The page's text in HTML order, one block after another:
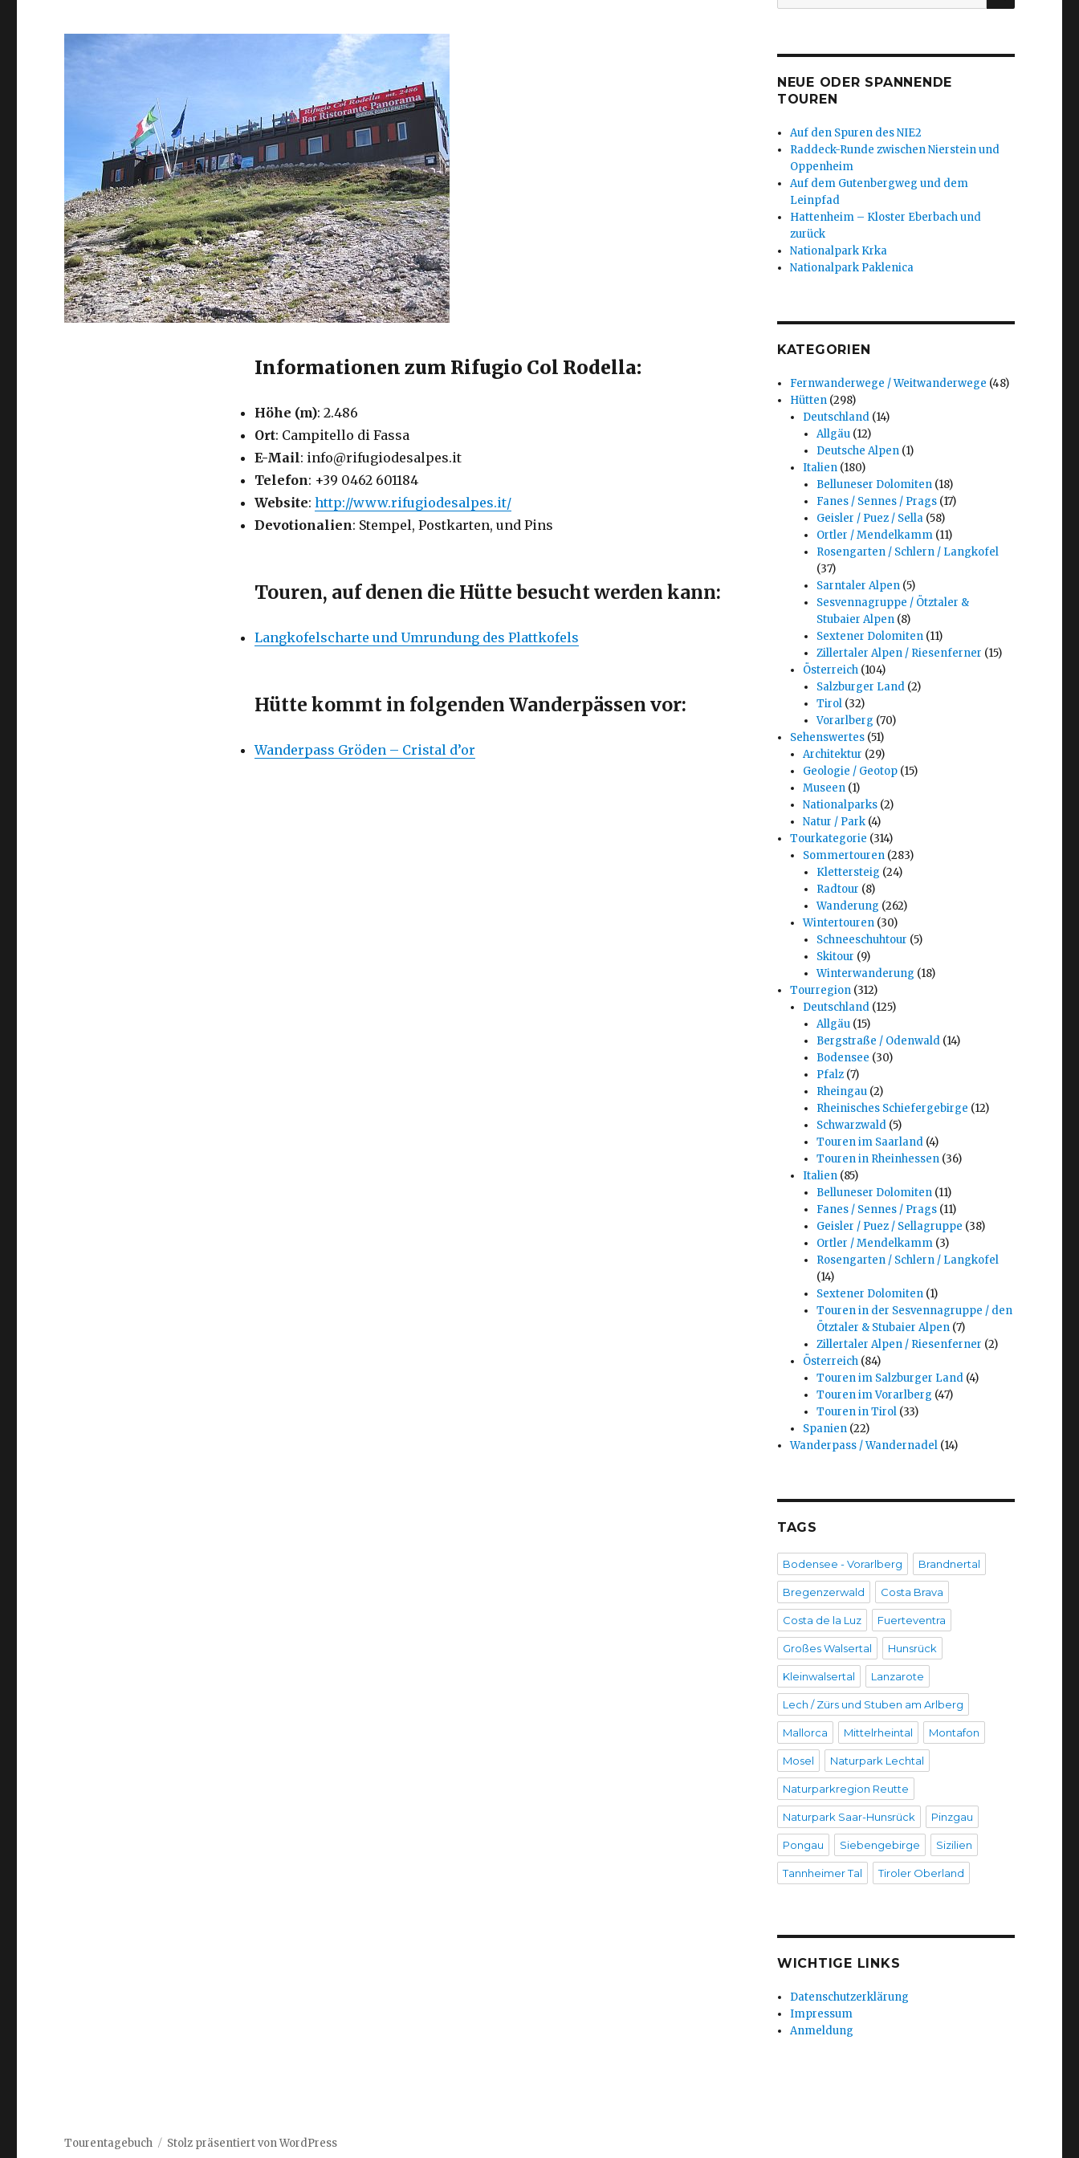
Informationen zum Rifugio Col Rodella:
Höhe (m): 2.486
Ort: Campitello di Fassa
E-Mail: info@rifugiodesalpes.it
Telefon: +39 0462 601184
Website: http://www.rifugiodesalpes.it/
Devotionalien: Stempel, Postkarten, und Pins
Touren, auf denen die Hütte besucht werden kann:
Langkofelscharte und Umrundung des Plattkofels
Hütte kommt in folgenden Wanderpässen vor:
Wanderpass Gröden – Cristal d’or
nach:
NEUE ODER SPANNENDE
TOUREN
Auf den Spuren des NIE2
Raddeck-Runde zwischen Nierstein und
Oppenheim
Auf dem Gutenbergweg und dem
Leinpfad
Hattenheim – Kloster Eberbach und
zurück
Nationalpark Krka
Nationalpark Paklenica
KATEGORIEN
Fernwanderwege / Weitwanderwege (48)
Hütten (298)
Deutschland (14)
Allgäu(12)
Deutsche Alpen(1)
Italien (180)
Belluneser Dolomiten(18)
Fanes / Sennes / Prags(17)
Geisler / Puez / Sella(58)
Ortler / Mendelkamm(11)
Rosengarten / Schlern / Langkofel
(37)
Sarntaler Alpen(5)
Sesvennagruppe / Ötztaler &
Stubaier Alpen(8)
Sextener Dolomiten(11)
Zillertaler Alpen / Riesenferner (15)
Österreich (104)
Salzburger Land(2)
Tirol(32)
Vorarlberg (70)
Sehenswertes (51)
Architektur (29)
Geologie / Geotop (15)
Museen (1)
Nationalparks (2)
Natur / Park (4)
Tourkategorie (314)
Sommertouren (283)
Klettersteig (24)
Radtour (8)
Wanderung (262)
Wintertouren (30)
Schneeschuhtour (5)
Skitour (9)
Winterwanderung (18)
Tourregion (312)
Deutschland (125)
Allgäu(15)
Bergstraße / Odenwald(14)
Bodensee (30)
Pfalz(7)
Rheingau(2)
Rheinisches Schiefergebirge (12)
Schwarzwald(5)
Touren im Saarland(4)
Touren in Rheinhessen(36)
Italien (85)
Belluneser Dolomiten(11)
Fanes / Sennes / Prags(11)
Geisler / Puez / Sellagruppe (38)
Ortler / Mendelkamm(3)
Rosengarten / Schlern / Langkofel
(14)
Sextener Dolomiten(1)
Touren in der Sesvennagruppe / den
Ötztaler & Stubaier Alpen(7)
Zillertaler Alpen / Riesenferner (2)
Österreich (84)
Touren im Salzburger Land(4)
Touren im Vorarlberg (47)
Touren in Tirol(33)
Spanien (22)
Wanderpass / Wandernadel (14)
TAGS
Bodensee - Vorarlberg Brandnertal
Bregenzerwald Costa Brava
Costa de la Luz Fuerteventra
Großes Walsertal Hunsrück
Kleinwalsertal Lanzarote
Lech / Zürs und Stuben am Arlberg
Mallorca Mittelrheintal Montafon
Mosel Naturpark Lechtal
Naturparkregion Reutte
Naturpark Saar-Hunsrück Pinzgau
Pongau Siebengebirge Sizilien
Tannheimer Tal Tiroler Oberland
WICHTIGE LINKS
Datenschutzerklärung
Impressum
Anmeldung
Tourentagebuch Stolz präsentiert von WordPress